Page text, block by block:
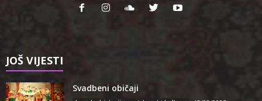
JOŠ VIJESTI
Svadbeni običaji